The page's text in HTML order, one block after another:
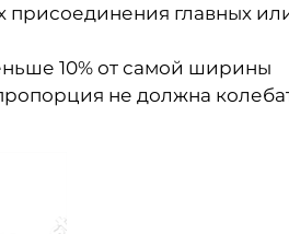
присоединения главных
10% от самой ширины
не должна